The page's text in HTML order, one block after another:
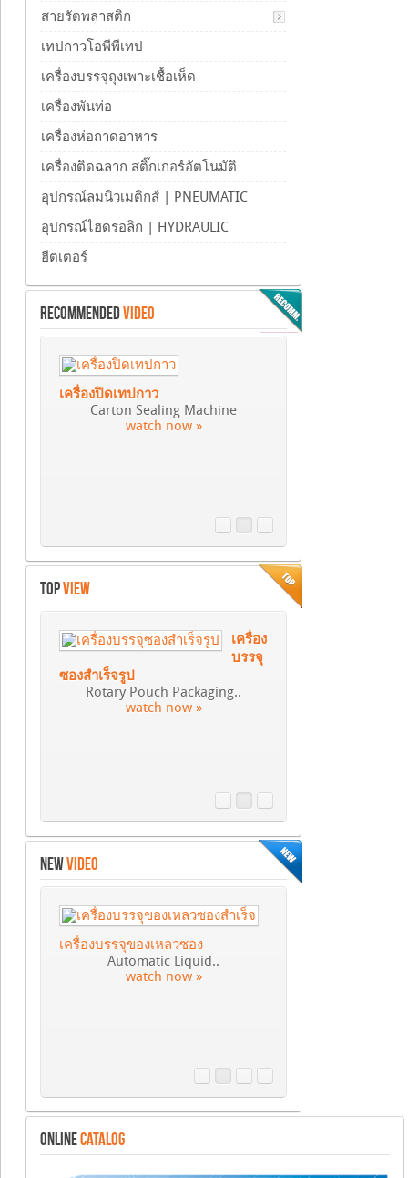
สายรัดพลาสติก
เทปกาวโอพีพีเทป
เครื่องบรรจุถุงเพาะเชื้อเห็ด
เครื่องพันท่อ
เครื่องห่อถาดอาหาร
เครื่องติดฉลาก สติ๊กเกอร์อัตโนมัติ
อุปกรณ์ลมนิวเมติกส์ | PNEUMATIC
อุปกรณ์ไฮดรอลิก | HYDRAULIC
ฮีตเตอร์
RECOMMENDEDVIDEO
เครื่องปิดเทปกาว
Carton Sealing Machine
watch now »
TOPVIEW
เครื่อง
บรรจุ
ซองสำเร็จรูป
Rotary Pouch Packaging..
watch now »
NEWVIDEO
เครื่องบรรจุของเหลวซอง
Automatic Liquid..
watch now »
ONLINECATALOG